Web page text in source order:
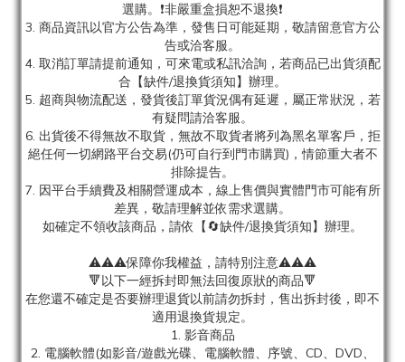
選購。❗非嚴重盒損恕不退換❗
3. 商品資訊以官方公告為準，發售日可能延期，敬請留意官方公
告或洽客服。
4. 取消訂單請提前通知，可來電或私訊洽詢，若商品已出貨須配
合【缺件/退換貨須知】辦理。
5. 超商與物流配送，發貨後訂單貨況偶有延遲，屬正常狀況，若
有疑問請洽客服。
6. 出貨後不得無故不取貨，無故不取貨者將列為黑名單客戶，拒
絕任何一切網路平台交易(仍可自行到門市購買)，情節重大者不
排除提告。
7. 因平台手續費及相關營運成本，線上售價與實體門市可能有所
差異，敬請理解並依需求選購。
如確定不領收該商品，請依【🔄缺件/退換貨須知】辦理。
⚠️⚠️⚠️保障你我權益，請特別注意⚠️⚠️⚠️
🔻以下一經拆封即無法回復原狀的商品🔻
在您還不確定是否要辦理退貨以前請勿拆封，售出拆封後，即不
適用退換貨規定。
1. 影音商品
2. 電腦軟體(如影音/遊戲光碟、電腦軟體、序號、CD、DVD、